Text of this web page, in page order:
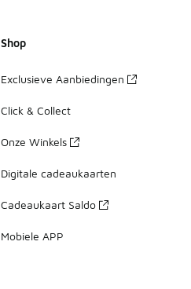
Shop
Exclusieve Aanbiedingen
Click & Collect
Onze Winkels
Digitale cadeaukaarten
Cadeaukaart Saldo
Mobiele APP